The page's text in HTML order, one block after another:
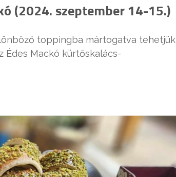
(2024. szeptember 14-15.)
toppingba mártogatva tehetjük
Mackó kürtőskalács-